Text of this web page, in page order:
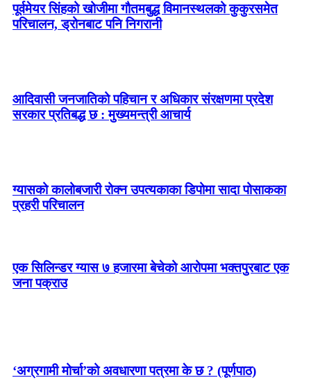
पूर्वमेयर सिंहको खोजीमा गौतमबुद्ध विमानस्थलको कुकुरसमेत
परिचालन, ड्रोनबाट पनि निगरानी
आदिवासी जनजातिको पहिचान र अधिकार संरक्षणमा प्रदेश
सरकार प्रतिबद्ध छ : मुख्यमन्त्री आचार्य
ग्यासको कालोबजारी रोक्न उपत्यकाका डिपोमा सादा पोसाकका
प्रहरी परिचालन
एक सिलिन्डर ग्यास ७ हजारमा बेचेको आरोपमा भक्तपुरबाट एक
जना पक्राउ
‘अग्रगामी मोर्चा’को अवधारणा पत्रमा के छ ? (पूर्णपाठ)